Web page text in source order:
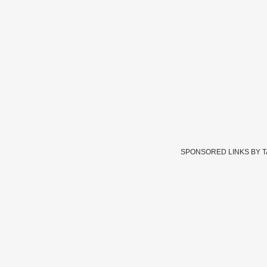
SPONSORED LINKS BY